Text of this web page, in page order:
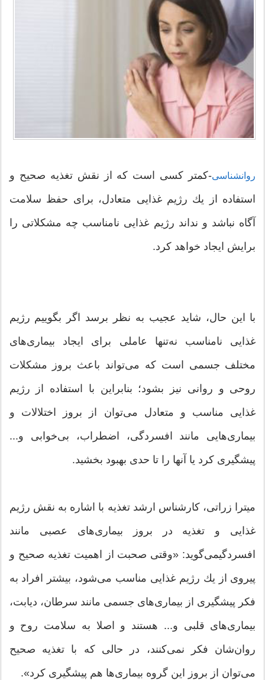
روانشناسی-كمتر كسی است كه از نقش تغذیه صحیح و
استفاده از یك رژیم غذایی متعادل، برای حفظ سلامت
آگاه نباشد و نداند رژیم غذایی نامناسب چه مشكلاتی را
برایش ایجاد خواهد كرد.
با این حال، شاید عجیب به نظر برسد اگر بگوییم رژیم
غذایی نامناسب نه‌تنها عاملی برای ایجاد بیماری‌های
مختلف جسمی است كه می‌تواند باعث بروز مشكلات
روحی و روانی نیز بشود؛ بنابراین با استفاده از رژیم
غذایی مناسب و متعادل می‌توان از بروز اختلالات و
بیماری‌هایی مانند افسردگی، اضطراب، بی‌خوابی و...
پیشگیری كرد یا آنها را تا حدی بهبود بخشید.
میترا زراتی، كارشناس ارشد تغذیه با اشاره به نقش رژیم
غذایی و تغذیه در بروز بیماری‌های عصبی مانند
افسردگیمی‌گوید: «وقتی صحبت از اهمیت تغذیه صحیح و
پیروی از یك رژیم غذایی مناسب می‌شود، بیشتر افراد به
فكر پیشگیری از بیماری‌های جسمی مانند سرطان، دیابت،
بیماری‌های قلبی و... هستند و اصلا به سلامت روح و
روان‌شان فكر نمی‌كنند، در حالی كه با تغذیه صحیح
می‌توان از بروز این گروه بیماری‌ها هم پیشگیری كرد».